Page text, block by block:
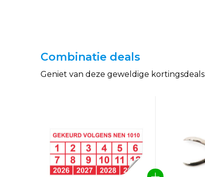
Combinatie deals
Geniet van deze geweldige kortingsdeals